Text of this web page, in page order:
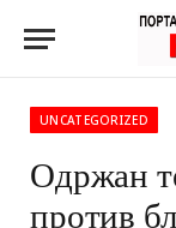
UNCATEGORIZED
Одржан
против